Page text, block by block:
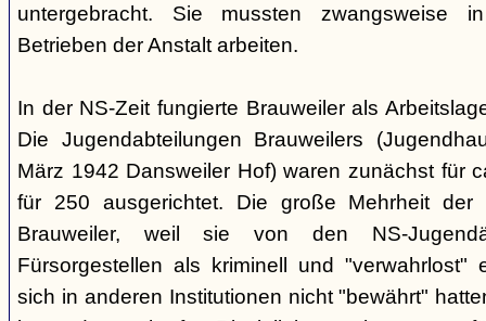
untergebracht. Sie mussten zwangsweise
Betrieben der Anstalt arbeiten.
In der NS-Zeit fungierte Brauweiler als
Die Jugendabteilungen Brauweilers
März 1942 Dansweiler Hof) waren zunächst für
für 250 ausgerichtet. Die große Mehrheit der
Brauweiler, weil sie von den NS-
Fürsorgestellen als kriminell und "verwahrlost"
sich in anderen Institutionen nicht "bewährt"